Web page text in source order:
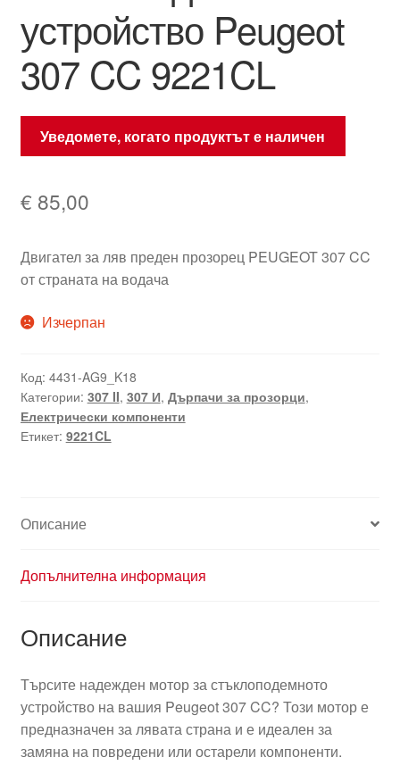
устройство Peugeot
307 CC 9221CL
Уведомете, когато продуктът е наличен
€ 85,00
Двигател за ляв преден прозорец PEUGEOT 307 CC
от страната на водача
Изчерпан
Код: 4431-AG9_K18
Категории: 307 II, 307 И, Дърпачи за прозорци,
Електрически компоненти
Етикет: 9221CL
Описание
Допълнителна информация
Описание
Търсите надежден мотор за стъклоподемното
устройство на вашия Peugeot 307 CC? Този мотор е
предназначен за лявата страна и е идеален за
замяна на повредени или остарели компоненти.